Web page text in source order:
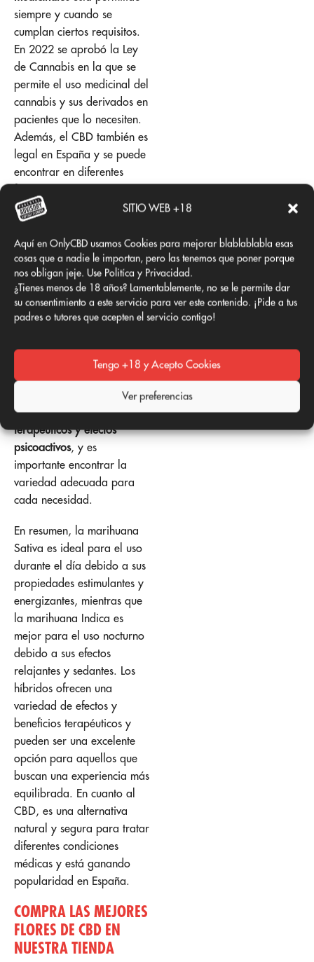
SITIO WEB +18
Aquí en OnlyCBD usamos Cookies para mejorar blablablabla esas
cosas que a nadie le importan, pero las tenemos que poner porque
nos obligan jeje. Use Politíca y Privacidad.
¿Tienes menos de 18 años? Lamentablemente, no se le permite dar
su consentimiento a este servicio para ver este contenido. ¡Pide a tus
padres o tutores que acepten el servicio contigo!
Tengo +18 y Acepto Cookies
Ver preferencias
siempre y cuando se
cumplan ciertos requisitos.
En 2022 se aprobó la Ley
de Cannabis en la que se
permite el uso medicinal del
cannabis y sus derivados en
pacientes que lo necesiten.
Además, el CBD también es
legal en España y se puede
encontrar en diferentes
formas, como aceites,
cremas y cápsulas.
En cuanto a la popularidad
en elconsumo de
marihuana en España, la
variedad más consumida es
la Sativa, ya que
proporciona un efecto
Sin embargo, es importante
tener en cuenta que cada
tipo de marihuana ofrece
diferentesbeneficios
terapéuticos y efectos
psicoactivos, y es
importante encontrar la
variedad adecuada para
cada necesidad.
En resumen, la marihuana
Sativa es ideal para el uso
durante el día debido a sus
propiedades estimulantes y
energizantes, mientras que
la marihuana Indica es
mejor para el uso nocturno
debido a sus efectos
relajantes y sedantes. Los
híbridos ofrecen una
variedad de efectos y
beneficios terapéuticos y
pueden ser una excelente
opción para aquellos que
buscan una experiencia más
equilibrada. En cuanto al
CBD, es una alternativa
natural y segura para tratar
diferentes condiciones
médicas y está ganando
popularidad en España.
COMPRA LAS MEJORES
FLORES DE CBD EN
NUESTRA TIENDA